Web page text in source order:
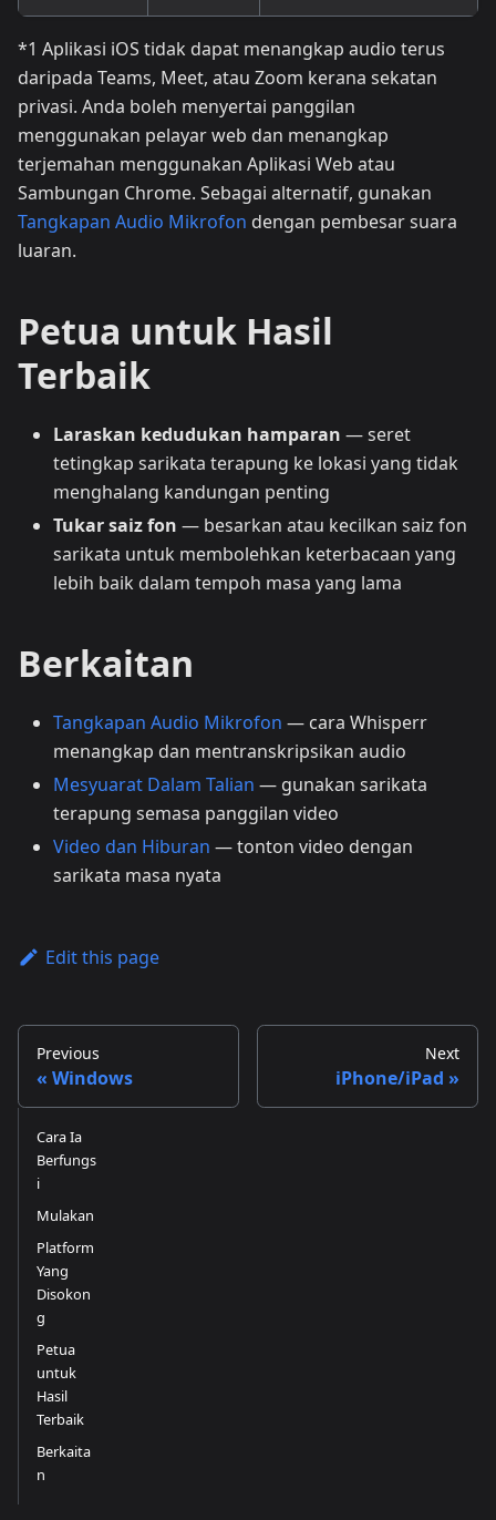
*1 Aplikasi iOS tidak dapat menangkap audio terus
daripada Teams, Meet, atau Zoom kerana sekatan
privasi. Anda boleh menyertai panggilan
menggunakan pelayar web dan menangkap
terjemahan menggunakan Aplikasi Web atau
Sambungan Chrome. Sebagai alternatif, gunakan
Tangkapan Audio Mikrofon dengan pembesar suara
luaran.
Petua untuk Hasil
Terbaik
Laraskan kedudukan hamparan — seret
tetingkap sarikata terapung ke lokasi yang tidak
menghalang kandungan penting
Tukar saiz fon — besarkan atau kecilkan saiz fon
sarikata untuk membolehkan keterbacaan yang
lebih baik dalam tempoh masa yang lama
Berkaitan
Tangkapan Audio Mikrofon — cara Whisperr
menangkap dan mentranskripsikan audio
Mesyuarat Dalam Talian — gunakan sarikata
terapung semasa panggilan video
Video dan Hiburan — tonton video dengan
sarikata masa nyata
Edit this page
Previous
Windows
Next
iPhone/iPad
Cara Ia
Berfungs
i
Mulakan
Platform
Yang
Disokon
g
Petua
untuk
Hasil
Terbaik
Berkaita
n